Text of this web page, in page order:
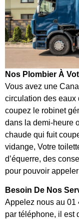
Nos Plombier À
Vous avez une
circulation des eaux
coupez le robinet
dans la demi-heure
chaude qui fuit
vidange, Votre
d’équerre, des
pour pouvoir
Besoin De Nos
Appelez nous au 01
par téléphone, il est